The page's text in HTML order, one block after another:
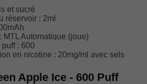
et sucré
réservoir : 2ml
MTL Automatique (joue)
: 600
en nicotine : 20mg/ml avec sels
Apple Ice - 600 Puff